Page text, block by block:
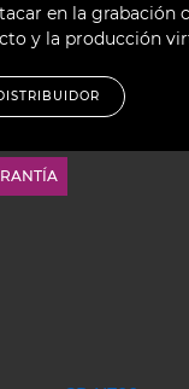
en la grabación
y la producción